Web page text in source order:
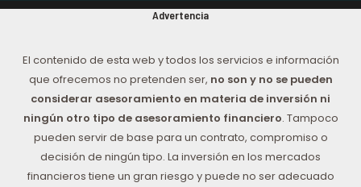
Advertencia
El contenido de esta web y todos los servicios e información
que ofrecemos no pretenden ser, no son y no se pueden
considerar asesoramiento en materia de inversión ni
ningún otro tipo de asesoramiento financiero. Tampoco
pueden servir de base para un contrato, compromiso o
decisión de ningún tipo. La inversión en los mercados
financieros tiene un gran riesgo y puede no ser adecuado